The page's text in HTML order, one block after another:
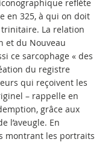
reflète
en 325, à qui on doit
La relation
et du Nouveau
ce sarcophage « des
du registre
qui reçoivent les
– rappelle en
grâce aux
l’aveugle. En
montrant les portraits